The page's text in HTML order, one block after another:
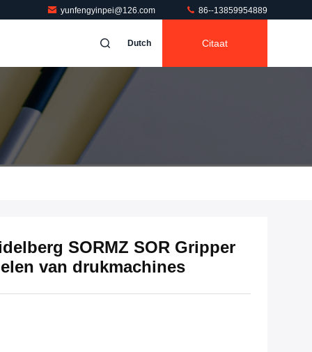
yunfengyinpei@126.com 86--13859954889
Dutch Citaat
SORMZ SOR Gripper
van drukmachines